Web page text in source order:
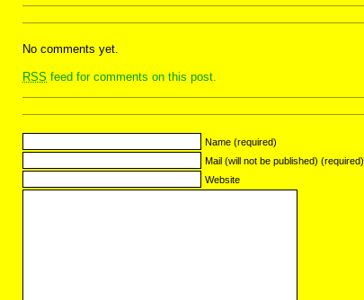
No comments yet.
RSS feed for comments on this post.
Name (required)
Mail (will not be published) (required)
Website